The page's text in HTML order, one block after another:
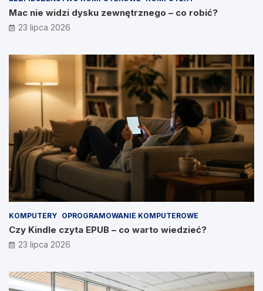
Mac nie widzi dysku zewnętrznego – co robić?
23 lipca 2026
KOMPUTERY OPROGRAMOWANIE KOMPUTEROWE
Czy Kindle czyta EPUB – co warto wiedzieć?
23 lipca 2026